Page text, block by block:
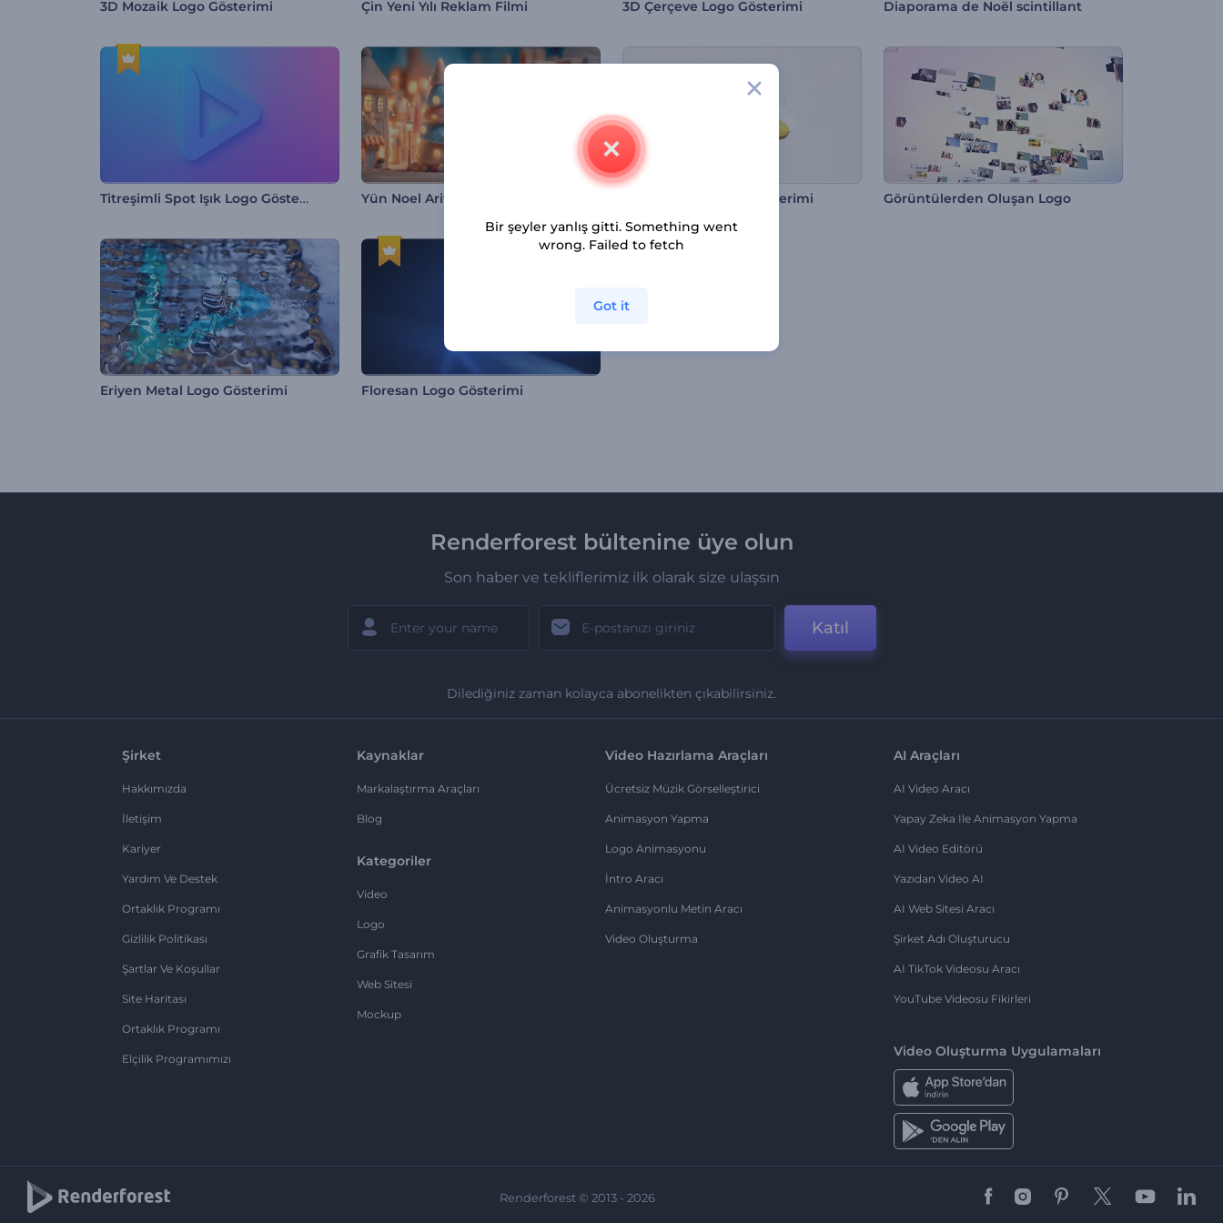
3D Mozaik Logo Gösterimi Çin Yeni Yılı Reklam Filmi 3D Çerçeve Logo Gösterimi Diaporama de Noël scintillant
Titreşimli Spot Işık Logo Gösterimi Yün Noel Arifesi Girişi Sade Metalik Logo Gösterimi Görüntülerden Oluşan Logo
Eriyen Metal Logo Gösterimi Floresan Logo Gösterimi
Renderforest bültenine üye olun
Son haber ve tekliflerimiz ilk olarak size ulaşsın
Katıl
Dilediğiniz zaman kolayca abonelikten çıkabilirsiniz.
Şirket
Hakkımızda
İletişim
Kariyer
Yardım Ve Destek
Ortaklık Programı
Gizlilik Politikası
Şartlar Ve Koşullar
Site Haritası
Ortaklık Programı
Elçilik Programımızı
Kaynaklar
Markalaştırma Araçları
Blog
Kategoriler
Video
Logo
Grafik Tasarım
Web Sitesi
Mockup
Video Hazırlama Araçları
Ücretsiz Müzik Görselleştirici
Animasyon Yapma
Logo Animasyonu
İntro Aracı
Animasyonlu Metin Aracı
Video Oluşturma
AI Araçları
AI Video Aracı
Yapay Zeka Ile Animasyon Yapma
AI Video Editörü
Yazıdan Video AI
AI Web Sitesi Aracı
Şirket Adı Oluşturucu
AI TikTok Videosu Aracı
YouTube Videosu Fikirleri
Video Oluşturma Uygulamaları
Renderforest © 2013 - 2026
Bir şeyler yanlış gitti. Something went
wrong. Failed to fetch
Got it